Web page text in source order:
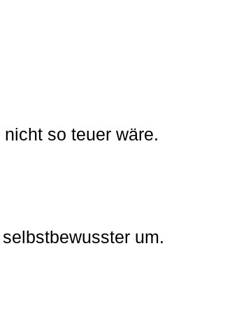
so teuer wäre.
um.